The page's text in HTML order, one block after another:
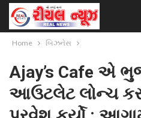
Home બિઝનેસ
Ajay’s Cafe એ
આઉટલેટ લોન્ચ